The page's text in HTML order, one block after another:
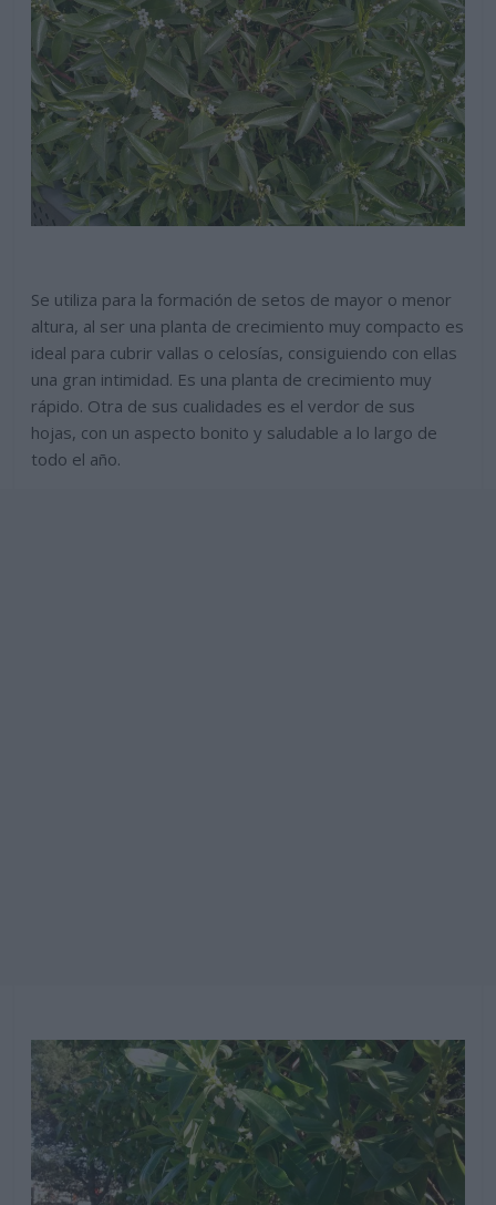
Se utiliza para la formación de setos de mayor o menor
altura, al ser una planta de crecimiento muy compacto es
ideal para cubrir vallas o celosías, consiguiendo con ellas
una gran intimidad. Es una planta de crecimiento muy
rápido. Otra de sus cualidades es el verdor de sus
hojas, con un aspecto bonito y saludable a lo largo de
todo el año.